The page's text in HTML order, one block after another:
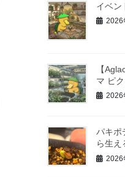
イベン
2026
【
マ ピ
2026
パキポ
ら生え
2026